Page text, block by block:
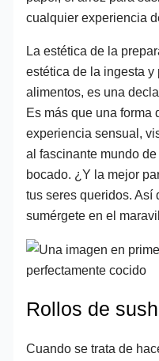
cualquier experiencia
La estética de la
estética de la ingesta
alimentos, es una
Es más que una forma
experiencia sensual,
al fascinante mundo
bocado. ¿Y la mejor
tus seres queridos. Así
sumérgete en el
Rollos de
Cuando se trata de